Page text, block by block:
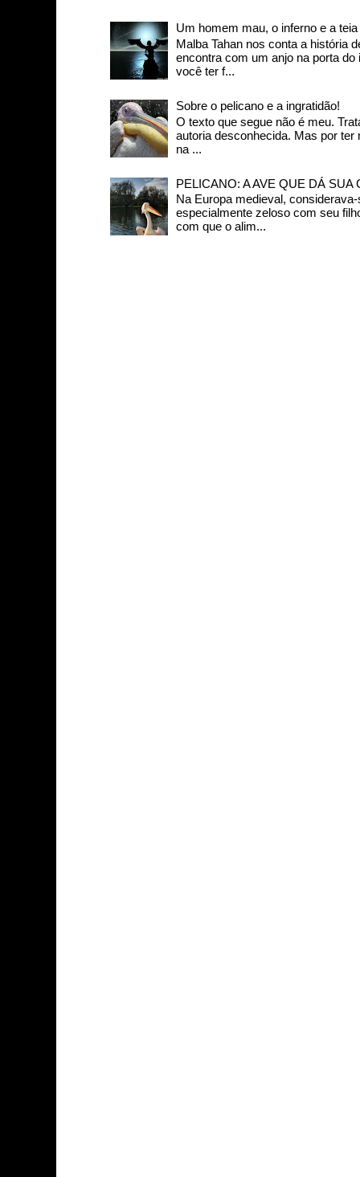
Um homem mau, o inferno e a
Malba Tahan nos conta a história
encontra com um anjo na porta do
você ter f...
Sobre o pelicano e a ingratidão!
O texto que segue não é meu.
autoria desconhecida. Mas por
na ...
PELICANO: A AVE QUE DÁ SUA
Na Europa medieval,
especialmente zeloso com seu
com que o alim...